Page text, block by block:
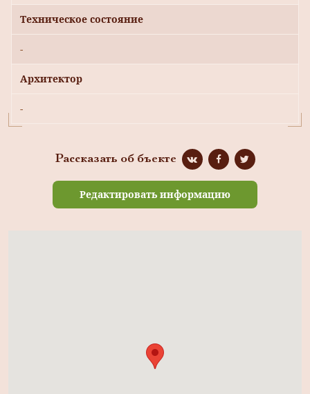
Техническое состояние
-
Архитектор
-
Рассказать об бъекте
Редактировать информацию